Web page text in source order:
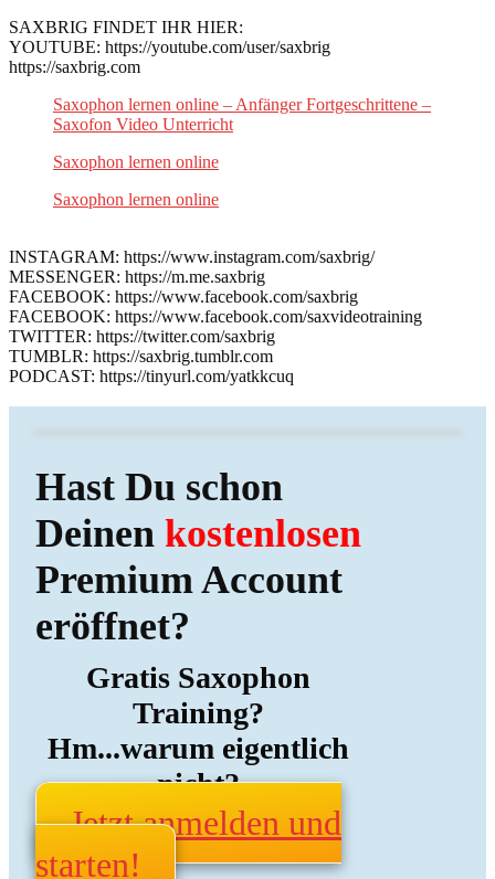
SAXBRIG FINDET IHR HIER:
YOUTUBE: https://youtube.com/user/saxbrig
https://saxbrig.com
Saxophon lernen online – Anfänger Fortgeschrittene –
Saxofon Video Unterricht
Saxophon lernen online
Saxophon lernen online
INSTAGRAM: https://www.instagram.com/saxbrig/
MESSENGER: https://m.me.saxbrig
FACEBOOK: https://www.facebook.com/saxbrig
FACEBOOK: https://www.facebook.com/saxvideotraining
TWITTER: https://twitter.com/saxbrig
TUMBLR: https://saxbrig.tumblr.com
PODCAST: https://tinyurl.com/yatkkcuq
Hast Du schon
Deinen kostenlosen
Premium Account
eröffnet?
Gratis Saxophon
Training?
Hm...warum eigentlich
nicht?
Jetzt anmelden und
starten!